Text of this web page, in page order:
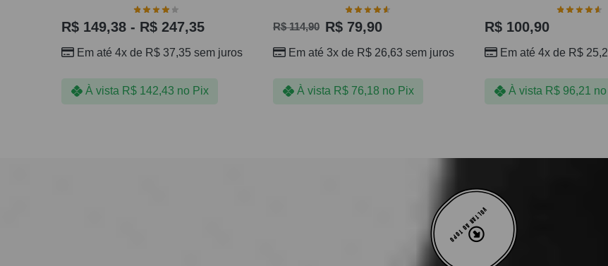
R$ 149,38 - R$ 247,35
Em até 4x de R$ 37,35 sem juros
À vista R$142,43 no Pix
R$114,90 R$ 79,90
Em até 3x de R$ 26,63 sem juros
À vista R$76,18 no Pix
R$100,90
Em até 4x de R$
À vista R$96,21
VOLTAR AO TOPO